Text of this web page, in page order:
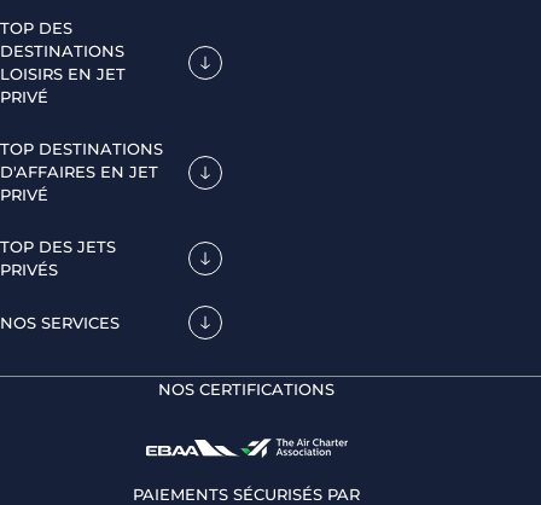
TOP DES
DESTINATIONS
LOISIRS EN JET
PRIVÉ
TOP DESTINATIONS
D'AFFAIRES EN JET
PRIVÉ
TOP DES JETS
PRIVÉS
NOS SERVICES
NOS CERTIFICATIONS
PAIEMENTS SÉCURISÉS PAR